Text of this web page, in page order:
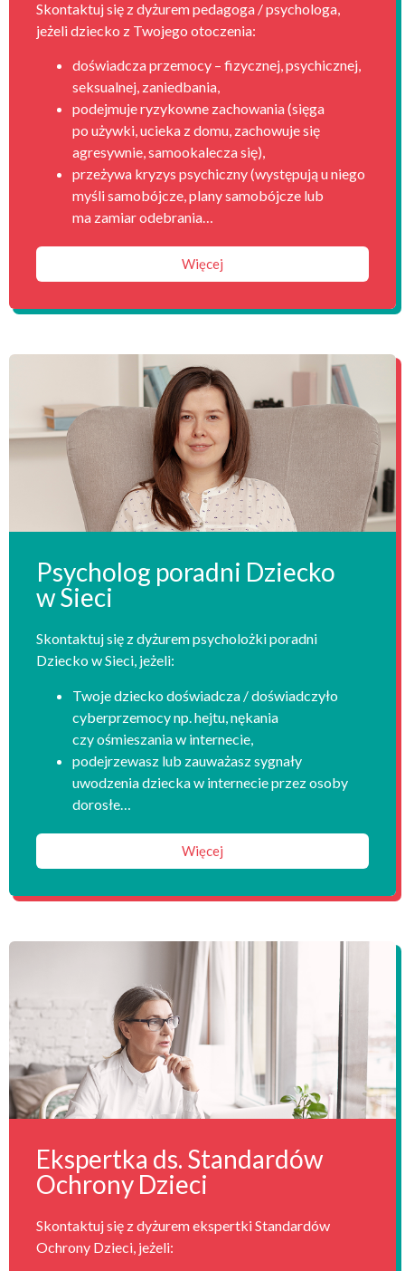
Skontaktuj się z dyżurem pedagoga / psychologa,
jeżeli dziecko z Twojego otoczenia:
doświadcza przemocy – fizycznej, psychicznej,
seksualnej, zaniedbania,
podejmuje ryzykowne zachowania (sięga
po używki, ucieka z domu, zachowuje się
agresywnie, samookalecza się),
przeżywa kryzys psychiczny (występują u niego
myśli samobójcze, plany samobójcze lub
ma zamiar odebrania…
Więcej
Psycholog poradni Dziecko
w Sieci
Skontaktuj się z dyżurem psycholożki poradni
Dziecko w Sieci, jeżeli:
Twoje dziecko doświadcza / doświadczyło
cyberprzemocy np. hejtu, nękania
czy ośmieszania w internecie,
podejrzewasz lub zauważasz sygnały
uwodzenia dziecka w internecie przez osoby
dorosłe…
Więcej
Ekspertka ds. Standardów
Ochrony Dzieci
Skontaktuj się z dyżurem ekspertki Standardów
Ochrony Dzieci, jeżeli: